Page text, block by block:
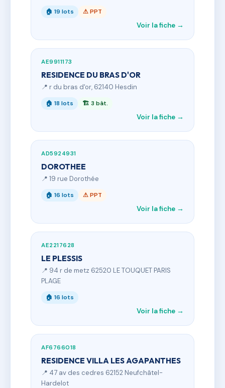
🏠 19 lots ⚠ PPT
Voir la fiche →
AE9911173
RESIDENCE DU BRAS D'OR
📍 r du bras d'or, 62140 Hesdin
🏠 18 lots 🏗 3 bât.
Voir la fiche →
AD5924931
DOROTHEE
📍 19 rue Dorothée
🏠 16 lots ⚠ PPT
Voir la fiche →
AE2217628
LE PLESSIS
📍 94 r de metz 62520 LE TOUQUET PARIS
PLAGE
🏠 16 lots
Voir la fiche →
AF6766018
RESIDENCE VILLA LES AGAPANTHES
📍 47 av des cedres 62152 Neufchâtel-
Hardelot